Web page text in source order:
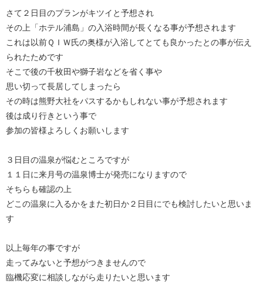
さて２日目のプランがキツイと予想され
その上「ホテル浦島」の入浴時間が長くなる事が予想されます
これは以前ＱＩＷ氏の奥様が入浴してとても良かったとの事が伝え
られたためです
そこで後の千枚田や獅子岩などを省く事や
思い切って長居してしまったら
その時は熊野大社をパスするかもしれない事が予想されます
後は成り行きという事で
参加の皆様よろしくお願いします
３日目の温泉が悩むところですが
１１日に来月号の温泉博士が発売になりますので
そちらも確認の上
どこの温泉に入るかをまた初日か２日目にでも検討したいと思いま
す
以上毎年の事ですが
走ってみないと予想がつきませんので
臨機応変に相談しながら走りたいと思います